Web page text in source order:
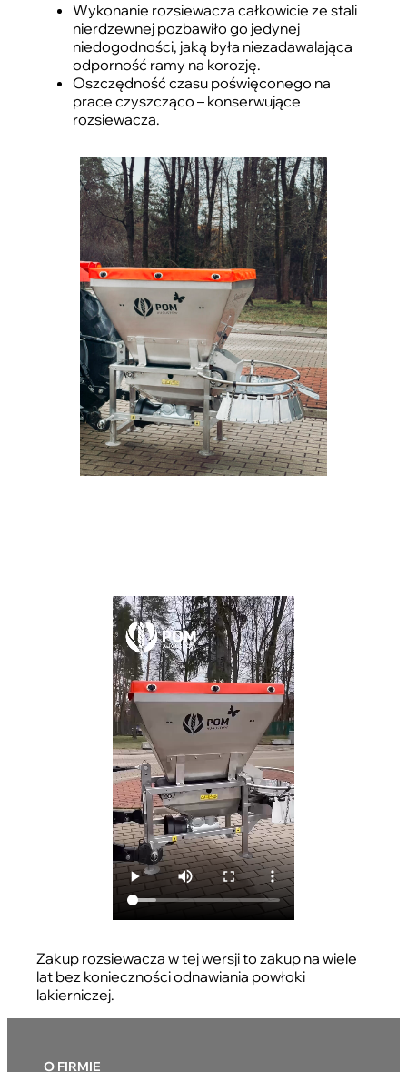
Wykonanie rozsiewacza całkowicie ze stali
nierdzewnej pozbawiło go jedynej
niedogodności, jaką była niezadawalająca
odporność ramy na korozję.
Oszczędność czasu poświęconego na
prace czyszcząco – konserwujące
rozsiewacza.
Zakup rozsiewacza w tej wersji to zakup na wiele
lat bez konieczności odnawiania powłoki
lakierniczej.
O FIRMIE